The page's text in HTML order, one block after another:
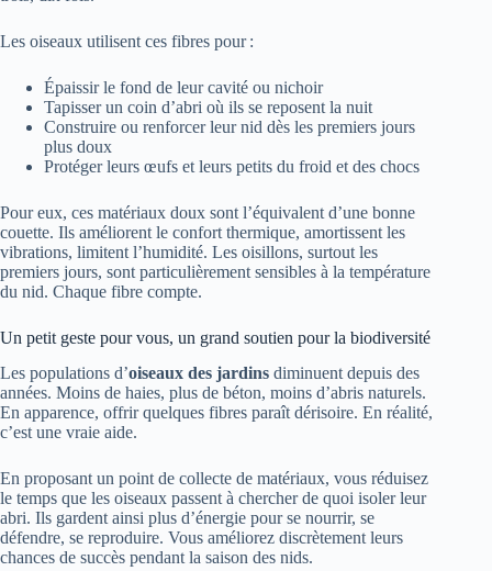
Les oiseaux utilisent ces fibres pour :
Épaissir le fond de leur cavité ou nichoir
Tapisser un coin d’abri où ils se reposent la nuit
Construire ou renforcer leur nid dès les premiers jours
plus doux
Protéger leurs œufs et leurs petits du froid et des chocs
Pour eux, ces matériaux doux sont l’équivalent d’une bonne
couette. Ils améliorent le confort thermique, amortissent les
vibrations, limitent l’humidité. Les oisillons, surtout les
premiers jours, sont particulièrement sensibles à la température
du nid. Chaque fibre compte.
Un petit geste pour vous, un grand soutien pour la biodiversité
Les populations d’oiseaux des jardins diminuent depuis des
années. Moins de haies, plus de béton, moins d’abris naturels.
En apparence, offrir quelques fibres paraît dérisoire. En réalité,
c’est une vraie aide.
En proposant un point de collecte de matériaux, vous réduisez
le temps que les oiseaux passent à chercher de quoi isoler leur
abri. Ils gardent ainsi plus d’énergie pour se nourrir, se
défendre, se reproduire. Vous améliorez discrètement leurs
chances de succès pendant la saison des nids.